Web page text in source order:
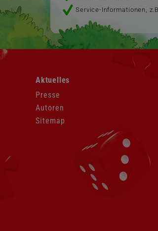
Service-Informationen,
überspringen
Aktuelles
Presse
Autoren
Sitemap